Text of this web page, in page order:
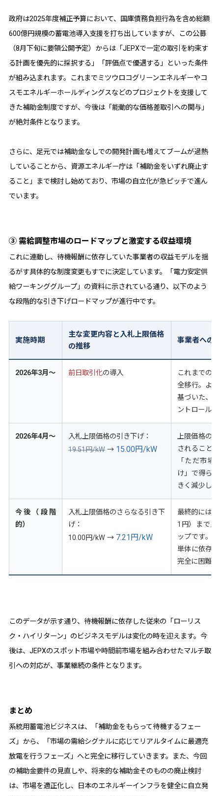
政府は2025年度補正予算において、国庫債務負担行為を含め総額
600億円規模の蓄電池導入支援を打ち出していますが、この公募
（8月下旬に要領公開予定）からは「JEPXで一定の取引を約束す
る計画を優先的に採択する」「評価点で優遇する」といった条件
が組み込まれます。これまでミツウロコグリーンエネルギーやコ
スモエネルギーホールディングスなどのプロジェクトを支援して
きた補助金制度ですが、今後は「能動的な価格差取引への関与」
が絶対条件となります。
さらに、足元では補助金なしでの開発計画も増えてブームが過熱
していることから、資源エネルギー庁は「補助金をいずれ廃止す
ること」まで検討し始めており、市場の自立化が急ピッチで進ん
でいます。
③ 需給調整市場のロードマップと激変する収益環境
これに連動し、待機報酬に依存していた事業者の収益モデルを揺
るがす具体的な制度変更もすでに決定しています。「電力安定供
給ワーキンググループ」の資料に示されている通り、以下のよう
な段階的な引き下げロードマップが進行中です。
実施時期
主な変更内容と入札上限価格
の推移
事業者への
2026年3月〜 前日取引化の導入
これまでの
全移行。よ
基づいた、
ントロール
2026年4月〜
入札上限価格の引き下げ：
19.51円/kW→ 15.00円/kW
上限価格の
されること
「ただ市場
け」で得ら
きく減少しま
今後（段階
的）
入札上限価格のさらなる引き下
げ：
10.00円/kW→ 7.21円/kW
最終的には
1円）まで上
ップです。
単体に依存
完全に困難
このデータが示す通り、待機報酬に依存した従来の「ローリス
ク・ハイリターン」のビジネスモデルは変化の時を迎えます。今
後は、JEPXのスポット市場や時間前市場を組み合わせたマルチ取
引への対応が、事業継続の条件となります。
まとめ
系統用蓄電池ビジネスは、「補助金をもらって待機するフェー
ズ」から、「市場の需給シグナルに応じてリアルタイムに最適充
放電を行うフェーズ」へと完全に移行していきます。また、今回
の補助金要件の見直しや、将来的な補助金そのものの廃止検討
は、市場を適正化し、日本のエネルギーインフラを健全に自立発